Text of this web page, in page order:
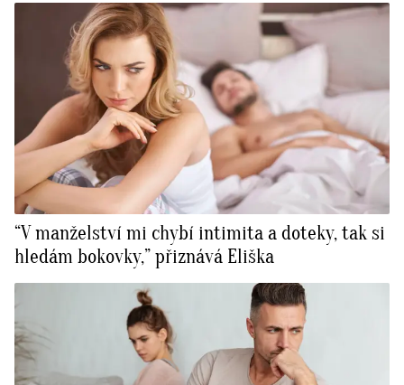
“V manželství mi chybí intimita a doteky, tak si
hledám bokovky,” přiznává Eliška